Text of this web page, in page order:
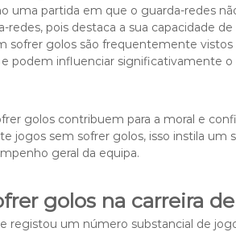
uma partida em que o guarda-redes
pois destaca a sua capacidade
sofrer golos são frequentemente
podem influenciar significativamente o
golos contribuem para a moral e
jogos sem sofrer golos, isso instila um
geral da equipa.
golos na carreira
registou um número substancial de